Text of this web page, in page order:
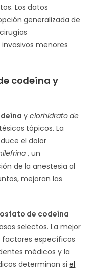
Los datos
generalizada de
menores
codeína y
yclorhidrato de
tópicos. La
el dolor
, un
de la anestesia al
mejoran las
de codeína
selectos. La mejor
factores específicos
médicos y la
determinan siel